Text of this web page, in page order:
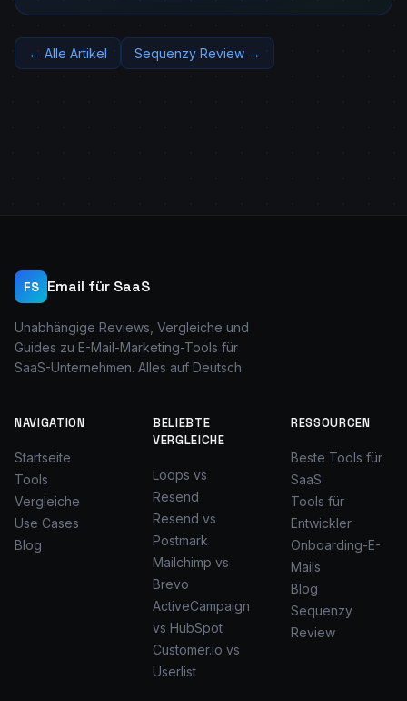
← Alle Artikel Sequenzy Review →
FS Email für SaaS
Unabhängige Reviews, Vergleiche und
Guides zu E-Mail-Marketing-Tools für
SaaS-Unternehmen. Alles auf Deutsch.
NAVIGATION
Startseite
Tools
Vergleiche
Use Cases
Blog
BELIEBTE
VERGLEICHE
Loops vs
Resend
Resend vs
Postmark
Mailchimp vs
Brevo
ActiveCampaign
vs HubSpot
Customer.io vs
Userlist
RESSOURCEN
Beste Tools für
SaaS
Tools für
Entwickler
Onboarding-E-
Mails
Blog
Sequenzy
Review